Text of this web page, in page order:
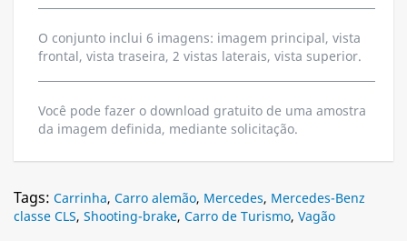
O conjunto inclui 6 imagens: imagem principal, vista
frontal, vista traseira, 2 vistas laterais, vista superior.
Você pode fazer o download gratuito de uma amostra
da imagem definida, mediante solicitação.
Tags: Carrinha, Carro alemão, Mercedes, Mercedes-Benz
classe CLS, Shooting-brake, Carro de Turismo, Vagão